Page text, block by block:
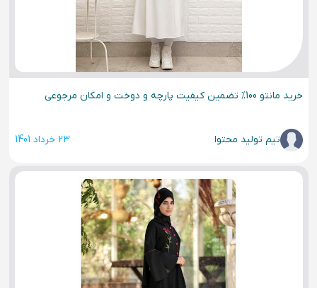
خرید مانتو 100% تضمین کیفیت پارچه و دوخت و امکان مرجوعی
تیم تولید محتوا 23 خرداد 1401